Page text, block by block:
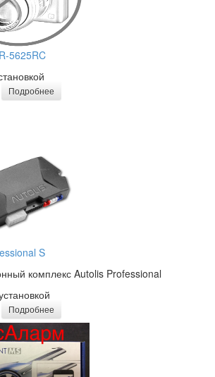
5625RC
Подробнее
S
комплекс Autolis Professional
Подробнее